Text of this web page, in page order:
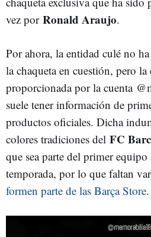
vez por Ronald Araujo.
Por ahora, la entidad culé no
la chaqueta en cuestión, pero
proporcionada por la cuenta
suele tener información de
productos oficiales. Dicha
colores tradiciones del FC
que sea parte del primer
temporada, por lo que faltan
formen parte de las Barça Store.